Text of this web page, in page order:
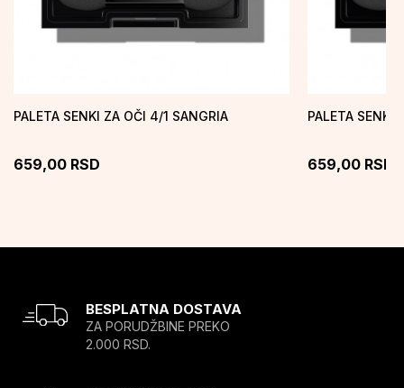
PALETA SENKI ZA OČI 4/1 SANGRIA
659,00 RSD
PALETA SENKI
659,00 RSD
BESPLATNA DOSTAVA
ZA PORUDŽBINE PREKO
2.000 RSD.